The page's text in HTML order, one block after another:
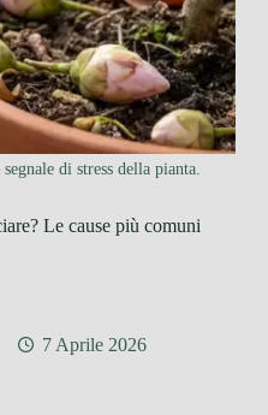
di stress della pianta.
Le cause più comuni
7 Aprile 2026